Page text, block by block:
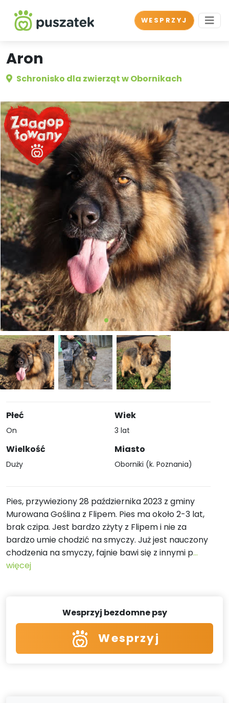
WESPRZYJ
Aron
Schronisko dla zwierząt w Obornikach
Płeć
On
Wielkość
Duży
Wiek
3 lat
Miasto
Oborniki (k. Poznania)
Pies, przywieziony 28 października 2023 z gminy
Murowana Goślina z Flipem. Pies ma około 2-3 lat,
brak czipa. Jest bardzo zżyty z Flipem i nie za
bardzo umie chodzić na smyczy. Już jest nauczony
chodzenia na smyczy, fajnie bawi się z innymi p...
więcej
Wesprzyj bezdomne psy
Wesprzyj